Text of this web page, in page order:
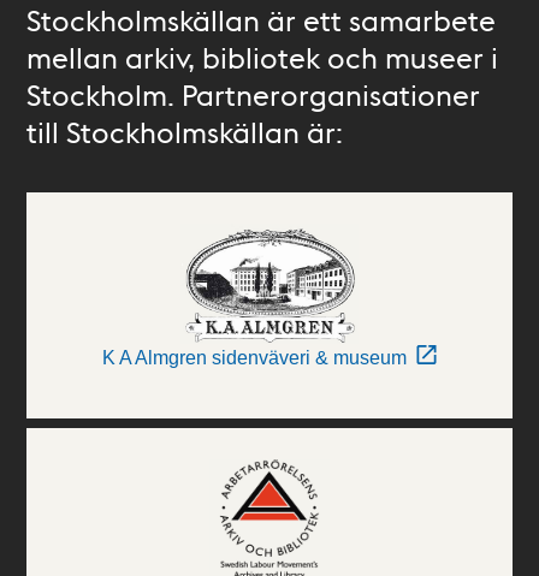
Stockholmskällan är ett samarbete
mellan arkiv, bibliotek och museer i
Stockholm. Partnerorganisationer
till Stockholmskällan är:
K A Almgren sidenväveri & museum